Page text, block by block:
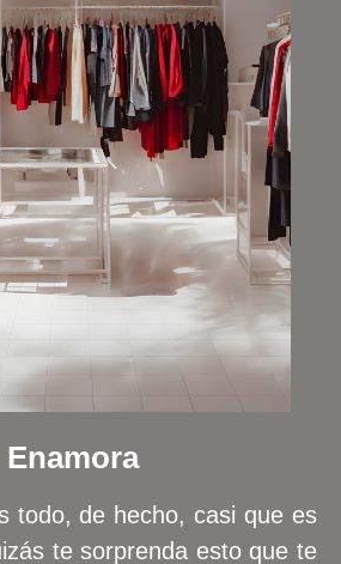
Enamora
todo, de hecho, casi que es
te sorprenda esto que te